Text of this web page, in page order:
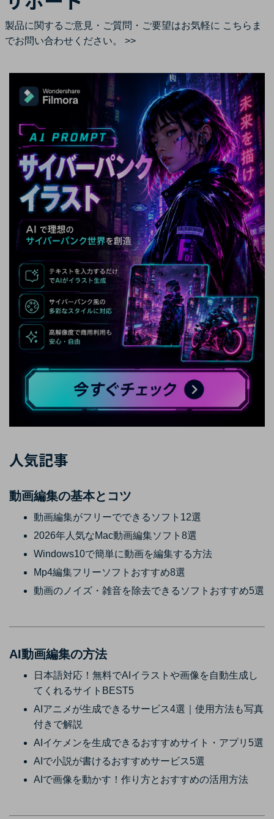
製品に関するご意見・ご質問・ご要望はお気軽に こちらま
でお問い合わせください。 >>
人気記事
動画編集の基本とコツ
動画編集がフリーでできるソフト12選
2026年人気なMac動画編集ソフト8選
Windows10で簡単に動画を編集する方法
Mp4編集フリーソフトおすすめ8選
動画のノイズ・雑音を除去できるソフトおすすめ5選
AI動画編集の方法
日本語対応！無料でAIイラストや画像を自動生成し
てくれるサイトBEST5
AIアニメが生成できるサービス4選｜使用方法も写真
付きで解説
AIイケメンを生成できるおすすめサイト・アプリ5選
AIで小説が書けるおすすめサービス5選
AIで画像を動かす！作り方とおすすめの活用方法